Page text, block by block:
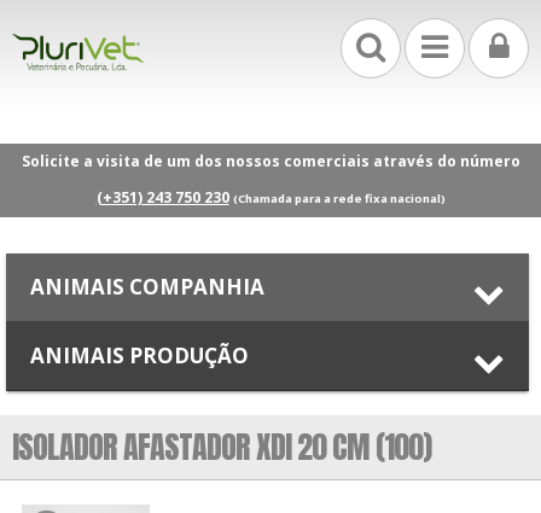
Solicite a visita de um dos nossos comerciais através do número
(+351) 243 750 230 (Chamada para a rede fixa nacional)
ANIMAIS COMPANHIA
ANIMAIS PRODUÇÃO
ISOLADOR AFASTADOR XDI 20 CM (100)